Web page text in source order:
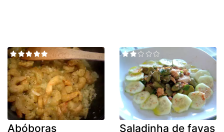
Abóboras
Saladinha de favas